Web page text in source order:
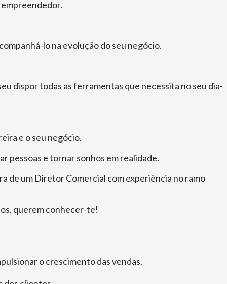
empreendedor.
lo na evolução do seu negócio.
dispor todas as ferramentas que necessita no seu dia-
e o seu negócio.
pessoas e tornar sonhos em realidade.
de um Diretor Comercial com experiência no ramo
querem conhecer-te!
o crescimento das vendas.